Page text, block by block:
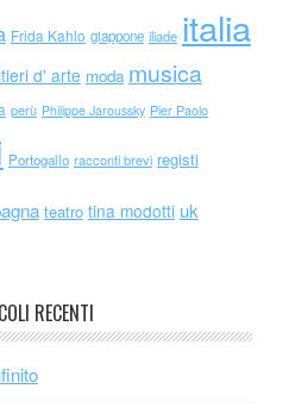
Frida Kahlo giappone iliade italia
d' arte moda musica
perù Philippe Jaroussky Pier Paolo
Portogallo racconti brevi registi
teatro tina modotti uk
RECENTI